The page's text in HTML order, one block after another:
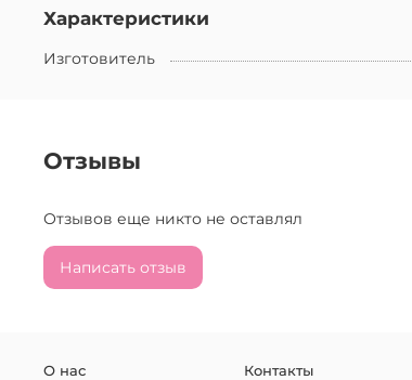
Характеристики
Изготовитель
Отзывы
Отзывов еще никто не оставлял
Написать отзыв
О нас Контакты